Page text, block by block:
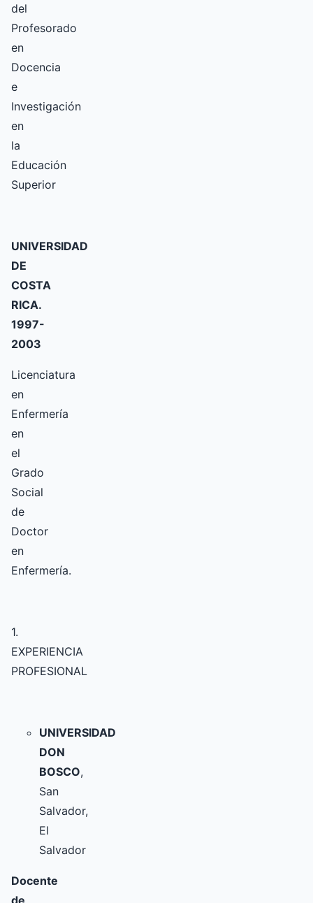
del
Profesorado
en
Docencia
e
Investigación
en
la
Educación
Superior
UNIVERSIDAD
DE
COSTA
RICA.
1997-
2003
Licenciatura
en
Enfermería
en
el
Grado
Social
de
Doctor
en
Enfermería.
1.
EXPERIENCIA
PROFESIONAL
UNIVERSIDAD
DON
BOSCO,
San
Salvador,
El
Salvador
Docente
de